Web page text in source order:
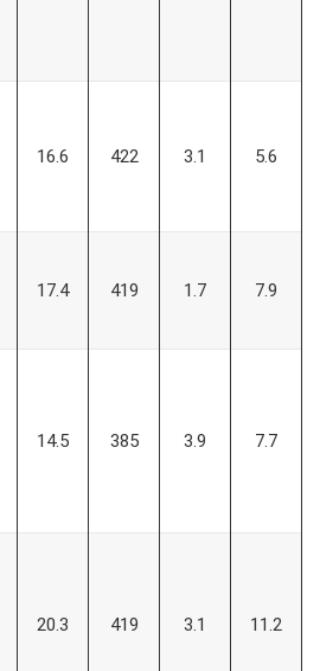
16.6 422 3.1 5.6
17.4 419 1.7 7.9
14.5 385 3.9 7.7
20.3 419 3.1 11.2